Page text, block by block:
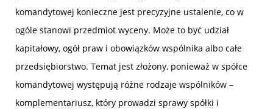
komandytowej konieczne jest precyzyjne ustalenie, co w
ogóle stanowi przedmiot wyceny. Może to być udział
kapitałowy, ogół praw i obowiązków wspólnika albo całe
przedsiębiorstwo. Temat jest złożony, ponieważ w spółce
komandytowej występują różne rodzaje wspólników –
komplementariusz, który prowadzi sprawy spółki i